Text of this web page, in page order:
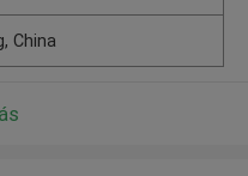
China